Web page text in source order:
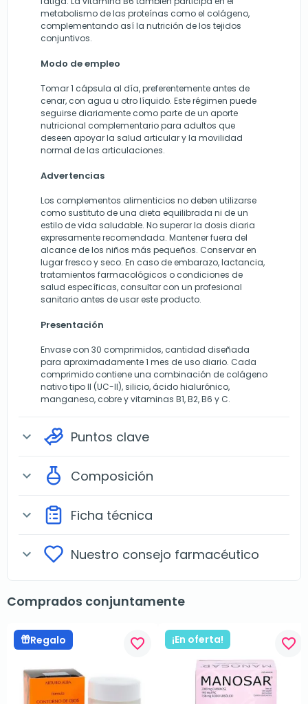
metabolismo de las proteínas como el colágeno,
complementando así la nutrición de los tejidos
conjuntivos.
Modo de empleo
Tomar 1 cápsula al día, preferentemente antes de
cenar, con agua u otro líquido. Este régimen puede
seguirse diariamente como parte de un aporte
nutricional complementario para adultos que
deseen apoyar la salud articular y la movilidad
normal de las articulaciones.
Advertencias
Los complementos alimenticios no deben utilizarse
como sustituto de una dieta equilibrada ni de un
estilo de vida saludable. No superar la dosis diaria
expresamente recomendada. Mantener fuera del
alcance de los niños más pequeños. Conservar en
lugar fresco y seco. En caso de embarazo, lactancia,
tratamientos farmacológicos o condiciones de
salud específicas, consultar con un profesional
sanitario antes de usar este producto.
Presentación
Envase con 30 comprimidos, cantidad diseñada
para aproximadamente 1 mes de uso diario. Cada
comprimido contiene una combinación de colágeno
nativo tipo II (UC-II), silicio, ácido hialurónico,
manganeso, cobre y vitaminas B1, B2, B6 y C.
expand_more Puntos clave
expand_more Composición
expand_more Ficha técnica
expand_more Nuestro consejo farmacéutico
Comprados conjuntamente
Regalo favorite_border ¡En oferta! favorite_border